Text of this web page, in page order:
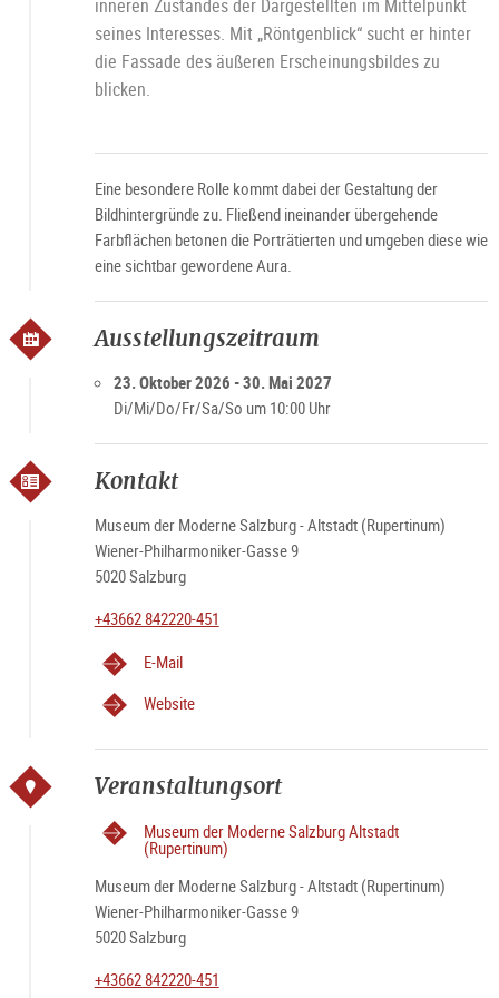
inneren Zustandes der Dargestellten im Mittelpunkt
seines Interesses. Mit „Röntgenblick“ sucht er hinter
die Fassade des äußeren Erscheinungsbildes zu
blicken.
Eine besondere Rolle kommt dabei der Gestaltung der
Bildhintergründe zu. Fließend ineinander übergehende
Farbflächen betonen die Porträtierten und umgeben diese wie
eine sichtbar gewordene Aura.
Ausstellungszeitraum
23. Oktober 2026 - 30. Mai 2027
Di/Mi/Do/Fr/Sa/So um 10:00 Uhr
Kontakt
Museum der Moderne Salzburg - Altstadt (Rupertinum)
Wiener-Philharmoniker-Gasse 9
5020 Salzburg
+43662 842220-451
E-Mail
Website
Veranstaltungsort
Museum der Moderne Salzburg Altstadt
(Rupertinum)
Museum der Moderne Salzburg - Altstadt (Rupertinum)
Wiener-Philharmoniker-Gasse 9
5020 Salzburg
+43662 842220-451